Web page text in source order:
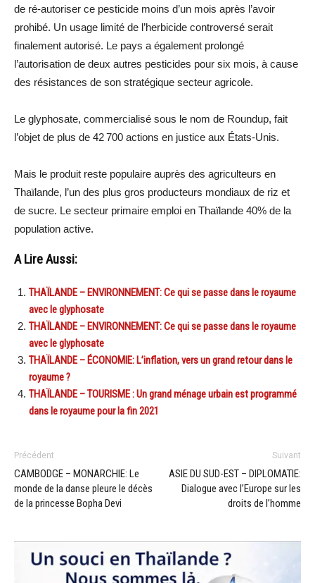
de ré-autoriser ce pesticide moins d’un mois après l’avoir
prohibé. Un usage limité de l’herbicide controversé serait
finalement autorisé. Le pays a également prolongé
l’autorisation de deux autres pesticides pour six mois, à cause
des résistances de son stratégique secteur agricole.
Le glyphosate, commercialisé sous le nom de Roundup, fait
l’objet de plus de 42 700 actions en justice aux États-Unis.
Mais le produit reste populaire auprès des agriculteurs en
Thaïlande, l’un des plus gros producteurs mondiaux de riz et
de sucre. Le secteur primaire emploi en Thaïlande 40% de la
population active.
A Lire Aussi:
THAÏLANDE – ENVIRONNEMENT: Ce qui se passe dans le royaume
avec le glyphosate
THAÏLANDE – ENVIRONNEMENT: Ce qui se passe dans le royaume
avec le glyphosate
THAÏLANDE – ÉCONOMIE: L’inflation, vers un grand retour dans le
royaume ?
THAÏLANDE – TOURISME : Un grand ménage urbain est programmé
dans le royaume pour la fin 2021
Précédent
CAMBODGE – MONARCHIE: Le
monde de la danse pleure le décès
de la princesse Bopha Devi
Suivant
ASIE DU SUD-EST – DIPLOMATIE:
Dialogue avec l’Europe sur les
droits de l’homme